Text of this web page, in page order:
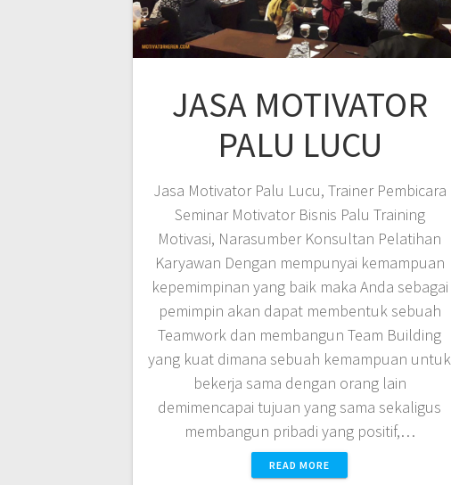
JASA MOTIVATOR
PALU LUCU
Jasa Motivator Palu Lucu, Trainer Pembicara
Seminar Motivator Bisnis Palu Training
Motivasi, Narasumber Konsultan Pelatihan
Karyawan Dengan mempunyai kemampuan
kepemimpinan yang baik maka Anda sebagai
pemimpin akan dapat membentuk sebuah
Teamwork dan membangun Team Building
yang kuat dimana sebuah kemampuan untuk
bekerja sama dengan orang lain
demimencapai tujuan yang sama sekaligus
membangun pribadi yang positif,…
READ MORE